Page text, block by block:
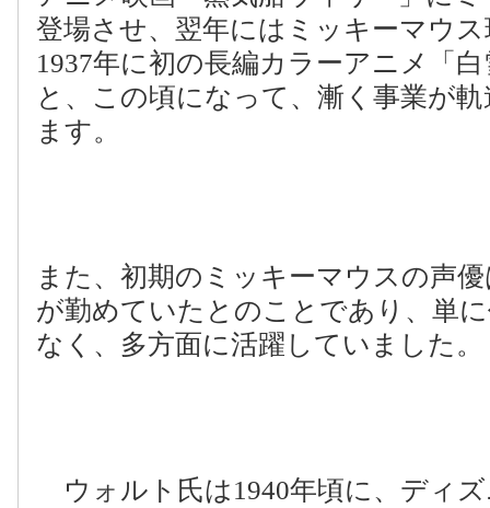
登場させ、翌年にはミッキーマウ
1937年に初の長編カラーアニメ「
と、この頃になって、漸く事業が
ます。
また、初期のミッキーマウスの声
が勤めていたとのことであり、単
なく、多方面に活躍していました。
ウォルト氏は1940年頃に、ディ